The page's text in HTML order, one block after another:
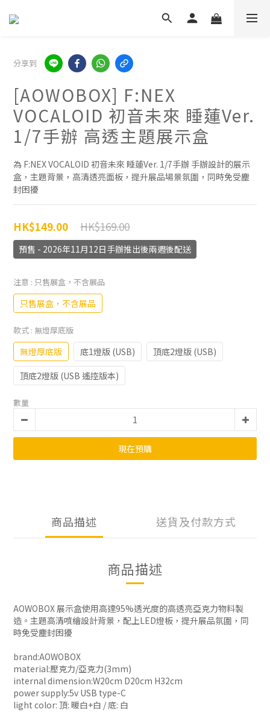
分享到
[AOWOBOX] F:NEX
VOCALOID 初音未來 睡蓮Ver.
1/7手辦 高透主題展示盒
為 F:NEX VOCALOID 初音未來 睡蓮Ver. 1/7手辦 手辦設計的展示
盒，主題背景，高清透亮面板，提升展品場景氛圍，同時免受塵
封困擾
HK$169.00
HK$149.00
預售 - 2026年11月12日手辦推出後兩週後配送
注意 : 只售展盒，不含展品
只售展盒，不含展品
款式 : 無燈厚底版
無燈厚底版 底1燈版 (USB)
頂底2燈版 (USB)
頂底2燈版 (USB 遙控版本)
數量
現在預購
商品描述 送貨及付款方式
商品描述
AOWOBOX 展示盒使用高達95%透光度的高透亮亞克力物料製
造。主題高清噴繪設計背景，配上LED燈板，提升展品氛圍，同
時免受塵封困擾
brand:AOWOBOX
material:壓克力/亞克力(3mm)
internal dimension:W20cm D20cm H32cm
power supply:5v USB type-C
light color: 頂: 暖白+白 / 底: 白